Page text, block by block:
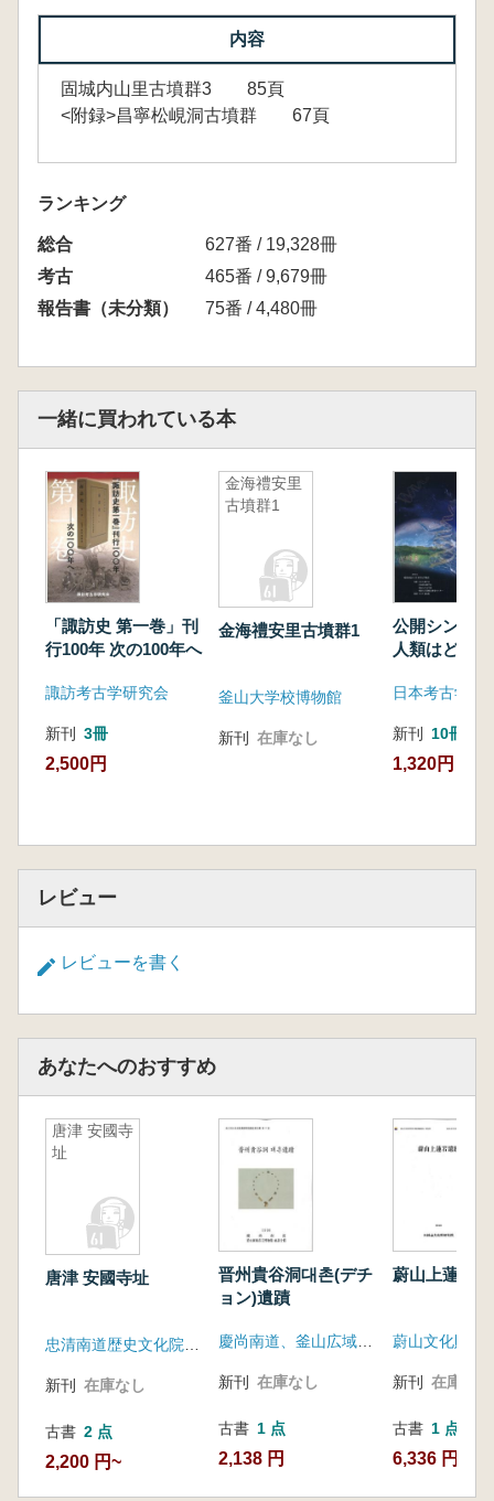
内容
固城内山里古墳群3 85頁
<附録>昌寧松峴洞古墳群 67頁
ランキング
総合
627番 / 19,328冊
考古
465番 / 9,679冊
報告書（未分類）
75番 / 4,480冊
一緒に買われている本
「諏訪史 第一巻」刊
行100年 次の100年へ
諏訪考古学研究会
新刊 3冊
2,500円
金海禮安里
古墳群1
金海禮安里古墳群1
釜山大学校博物館
新刊 在庫なし
公開シンポ
人類はどこ
か
日本考古学協
新刊 10冊以上
1,320円
レビュー
レビューを書く
あなたへのおすすめ
唐津 安國寺
址
唐津 安國寺址
新刊 在庫なし
古書 2 点
2,200 円~
晋州貴谷洞대촌(デチ
ョン)遺蹟
新刊 在庫なし
古書 1 点
2,138 円
蔚山上蓮岩
蔚山文化財研
新刊 在庫なし
古書 1 点
6,336 円